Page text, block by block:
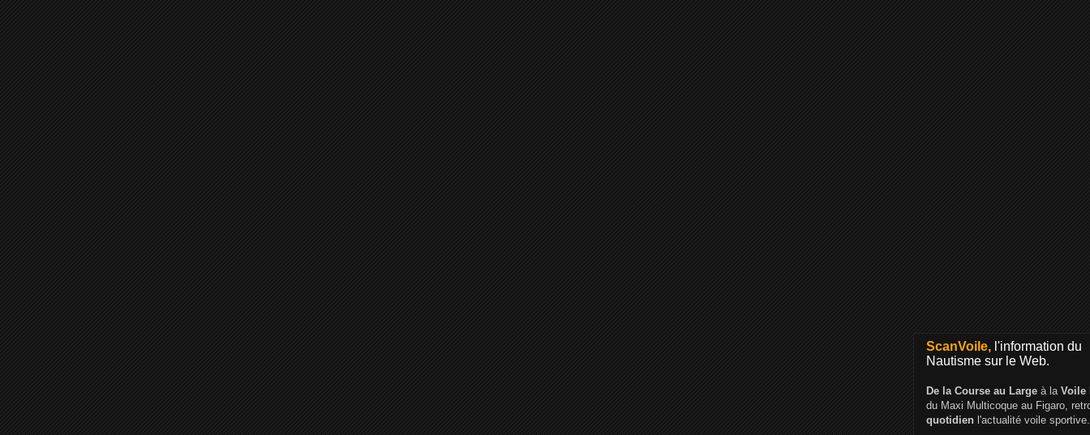
ScanVoile, l'information du
Nautisme sur le Web.
De la Course au Large à la Voile
du Maxi Multicoque au Figaro,
quotidien l'actualité voile sportive.